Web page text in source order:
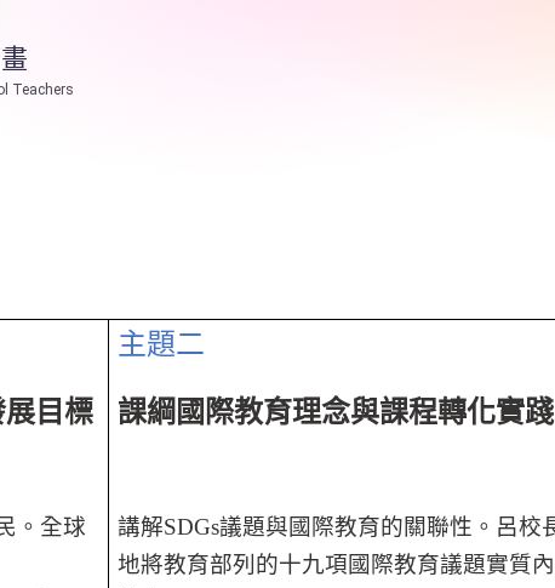
Teachers
目標
。全球
主題二
課綱國際教育理念與課程轉化實踐
講解SDGs議題與國際教育的關聯性。呂校
地將教育部列的十九項國際教育議題實質